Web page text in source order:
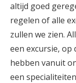
altijd goed
regelen of alle
zullen we zien.
een excursie, op
hebben vanuit
een